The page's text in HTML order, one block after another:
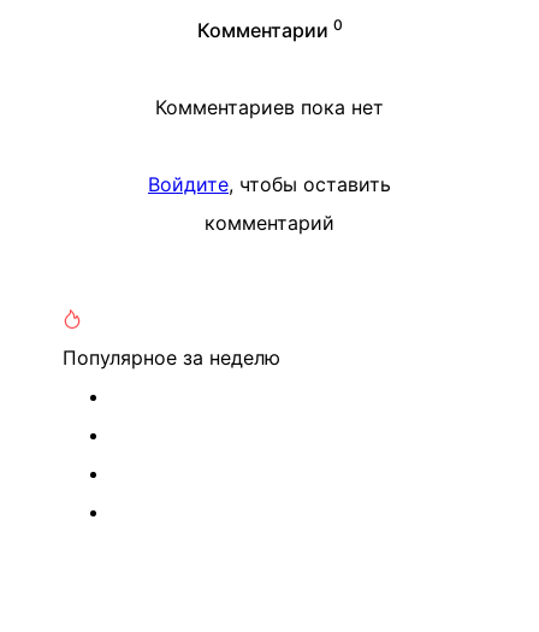
Комментарии 0
Комментариев пока нет
Войдите, чтобы оставить
комментарий
Популярное за неделю